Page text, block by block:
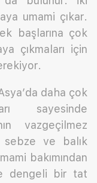
umami çıkar.
başlarına çok
çıkmaları için
daha çok
sayesinde
vazgeçilmez
ve balık
bakımından
dengeli bir tat